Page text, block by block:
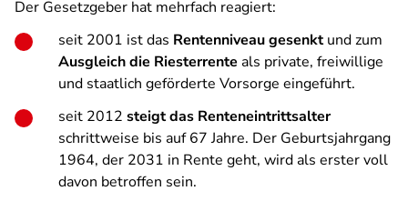
Der Gesetzgeber hat mehrfach reagiert:
seit 2001 ist das Rentenniveau gesenktund zum
Ausgleich die Riesterrente als private, freiwillige
und staatlich geförderte Vorsorge eingeführt.
seit 2012 steigt das Renteneintrittsalter
schrittweise bis auf 67 Jahre. Der Geburtsjahrgang
1964, der 2031 in Rente geht, wird als erster voll
davon betroffen sein.